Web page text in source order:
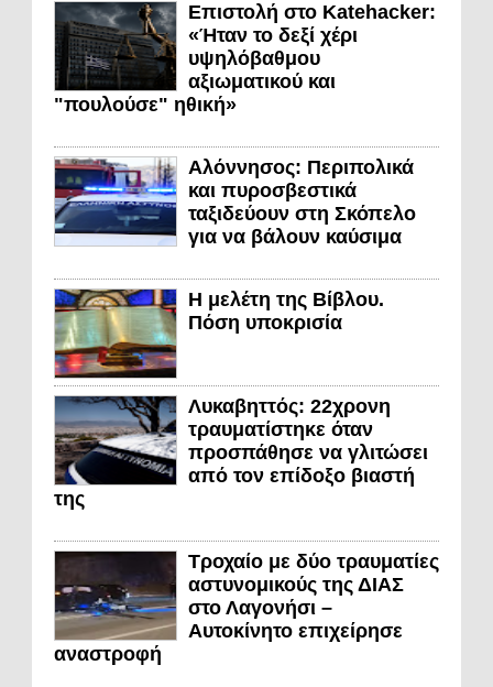
Επιστολή στο Katehacker:
«Ήταν το δεξί χέρι
υψηλόβαθμου
αξιωματικού και
"πουλούσε" ηθική»
Αλόννησος: Περιπολικά
και πυροσβεστικά
ταξιδεύουν στη Σκόπελο
για να βάλουν καύσιμα
Η μελέτη της Βίβλου.
Πόση υποκρισία
Λυκαβηττός: 22χρονη
τραυματίστηκε όταν
προσπάθησε να γλιτώσει
από τον επίδοξο βιαστή
της
Τροχαίο με δύο τραυματίες
αστυνομικούς της ΔΙΑΣ
στο Λαγονήσι –
Αυτοκίνητο επιχείρησε
αναστροφή